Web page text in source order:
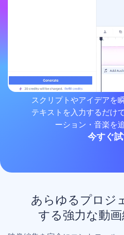
スクリプトやアイデアを
テキストを入力するだけ
ーション・音楽を
今すぐ
あらゆるプロジ
する強力な動